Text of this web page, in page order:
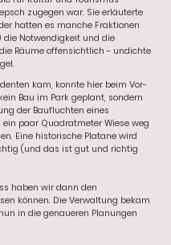
zugegen war. Sie erläuterte
hatten es manche Fraktionen
Notwendigkeit und die
Räume offensichtlich - undichte
kam, konnte hier beim Vor-
Bau im Park geplant, sondern
der Baufluchten eines
paar Quadratmeter Wiese weg
Eine historische Platane wird
(und das ist gut und richtig
haben wir dann den
können. Die Verwaltung bekam
in die genaueren Planungen